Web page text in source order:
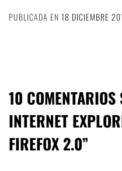
PUBLICADA EN 18 DICIEMBRE
10 COMENTARIOS
INTERNET
FIREFOX 2.0”